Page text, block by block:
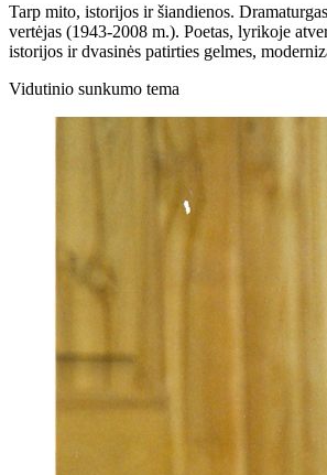
Tarp mito, istorijos ir šiandienos.
vertėjas (1943-2008 m.). Poetas, lyrikoje
istorijos ir dvasinės patirties gelmes,
Vidutinio sunkumo tema